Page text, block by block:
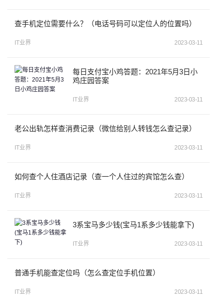
查手机定位需要什么？（电话号码可以定位人的位置吗）
IT业界 2023-03-11
每日支付宝小鸡答题：2021年5月3日小
鸡庄园答案
IT业界 2023-03-11
老公出轨怎样查消费记录（微信给别人转钱怎么查记录）
IT业界 2023-03-11
如何查个人住酒店记录（查一个人住过的宾馆怎么查）
IT业界 2023-03-11
3系宝马多少钱(宝马1系多少钱能拿下)
IT业界 2023-03-11
普通手机能查定位吗（怎么查定位手机位置）
IT业界 2023-03-11